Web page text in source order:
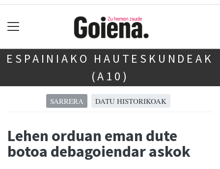
ESPAINIAKO HAUTESKUNDEAK
(A10)
SARRERA DATU HISTORIKOAK
Lehen orduan eman dute
botoa debagoiendar askok